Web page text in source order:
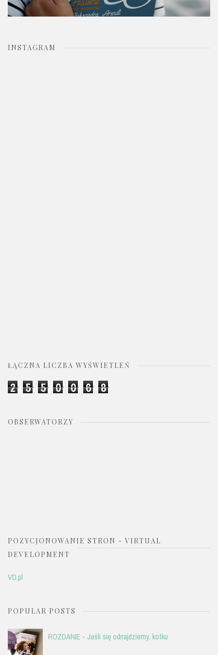
INSTAGRAM
ŁĄCZNA LICZBA WYŚWIETLEŃ
2 5 5 0 0 6 8
OBSERWATORZY
POZYCJONOWANIE STRON - VIRTUAL
DEVELOPMENT
VD.pl
POPULAR POSTS
ROZDANIE - Jeśli się odnajdziemy, kotku